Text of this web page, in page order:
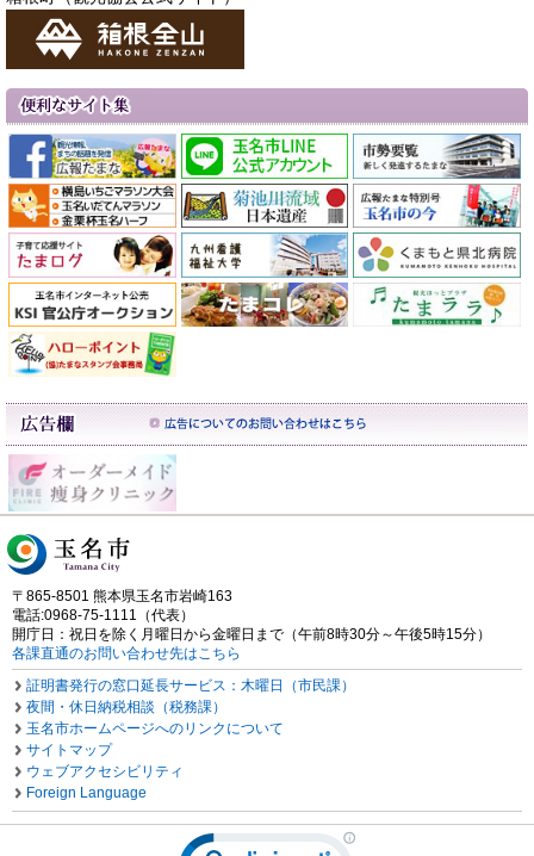
〒865-8501 熊本県玉名市岩崎163
電話:0968-75-1111（代表）
開庁日：祝日を除く月曜日から金曜日まで（午前8時30分～午後5時15分）
各課直通のお問い合わせ先はこちら
証明書発行の窓口延長サービス：木曜日（市民課）
夜間・休日納税相談（税務課）
玉名市ホームページへのリンクについて
サイトマップ
ウェブアクセシビリティ
Foreign Language